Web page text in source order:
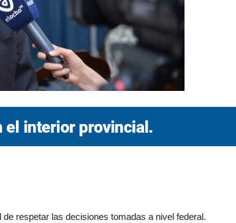
respetar las decisiones tomadas a nivel federal.